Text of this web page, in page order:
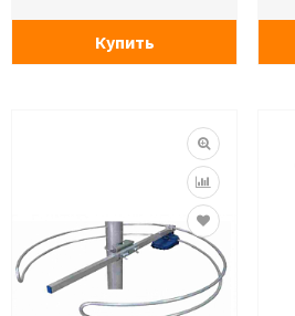
Купить